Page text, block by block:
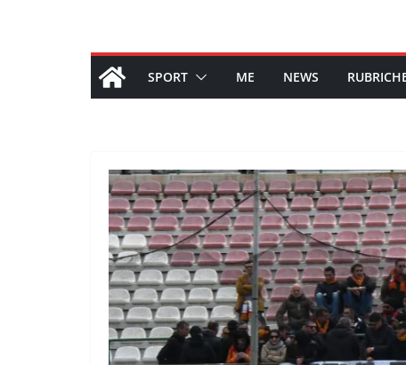
SPORT ME NEWS